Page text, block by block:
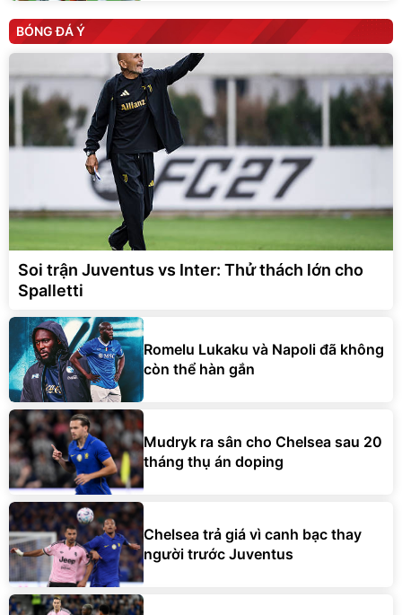
BÓNG ĐÁ Ý
Soi trận Juventus vs Inter: Thử thách lớn cho
Spalletti
Romelu Lukaku và Napoli đã không
còn thể hàn gắn
Mudryk ra sân cho Chelsea sau 20
tháng thụ án doping
Chelsea trả giá vì canh bạc thay
người trước Juventus